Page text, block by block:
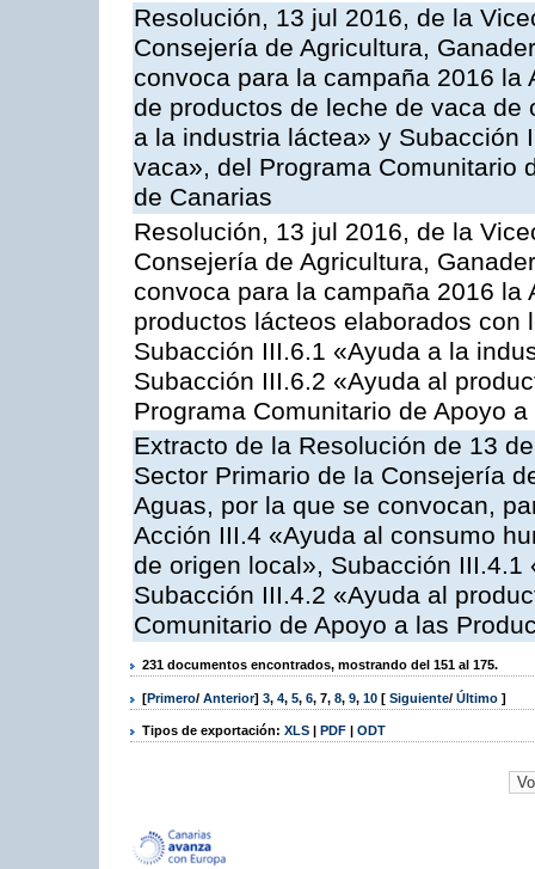
Resolución, 13 jul 2016, de la
Consejería de Agricultura,
convoca para la campaña 2016
de productos de leche de vaca
a la industria láctea» y Subacción
vaca», del Programa Comunitario
de Canarias
Resolución, 13 jul 2016, de la
Consejería de Agricultura,
convoca para la campaña 2016
productos lácteos elaborados
Subacción III.6.1 «Ayuda a la
Subacción III.6.2 «Ayuda al
Programa Comunitario de Apoyo
Extracto de la Resolución de 13
Sector Primario de la Consejería
Aguas, por la que se convocan,
Acción III.4 «Ayuda al consumo
de origen local», Subacción
Subacción III.4.2 «Ayuda al
Comunitario de Apoyo a las
231 documentos encontrados, mostrando del 151 al 175.
[Primero/ Anterior] 3, 4, 5, 6, 7, 8, 9, 10 [ Siguiente/ Último ]
Tipos de exportación: XLS | PDF | ODT